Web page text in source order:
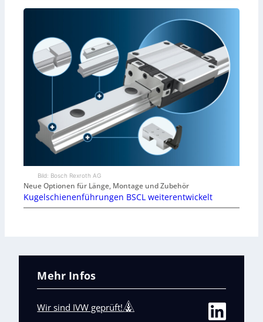
Bild: Bosch Rexroth AG
Neue Optionen für Länge, Montage und Zubehör
Kugelschienenführungen BSCL weiterentwickelt
Mehr Infos
Wir sind IVW geprüft!